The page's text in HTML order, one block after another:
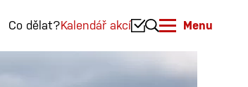
Co dělat?Kalendář akcí Menu